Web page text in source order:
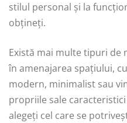
stilul personal și la
obțineți.
Există mai multe tipuri de
în amenajarea spațiului,
modern, minimalist sau
propriile sale
alegeți cel care se